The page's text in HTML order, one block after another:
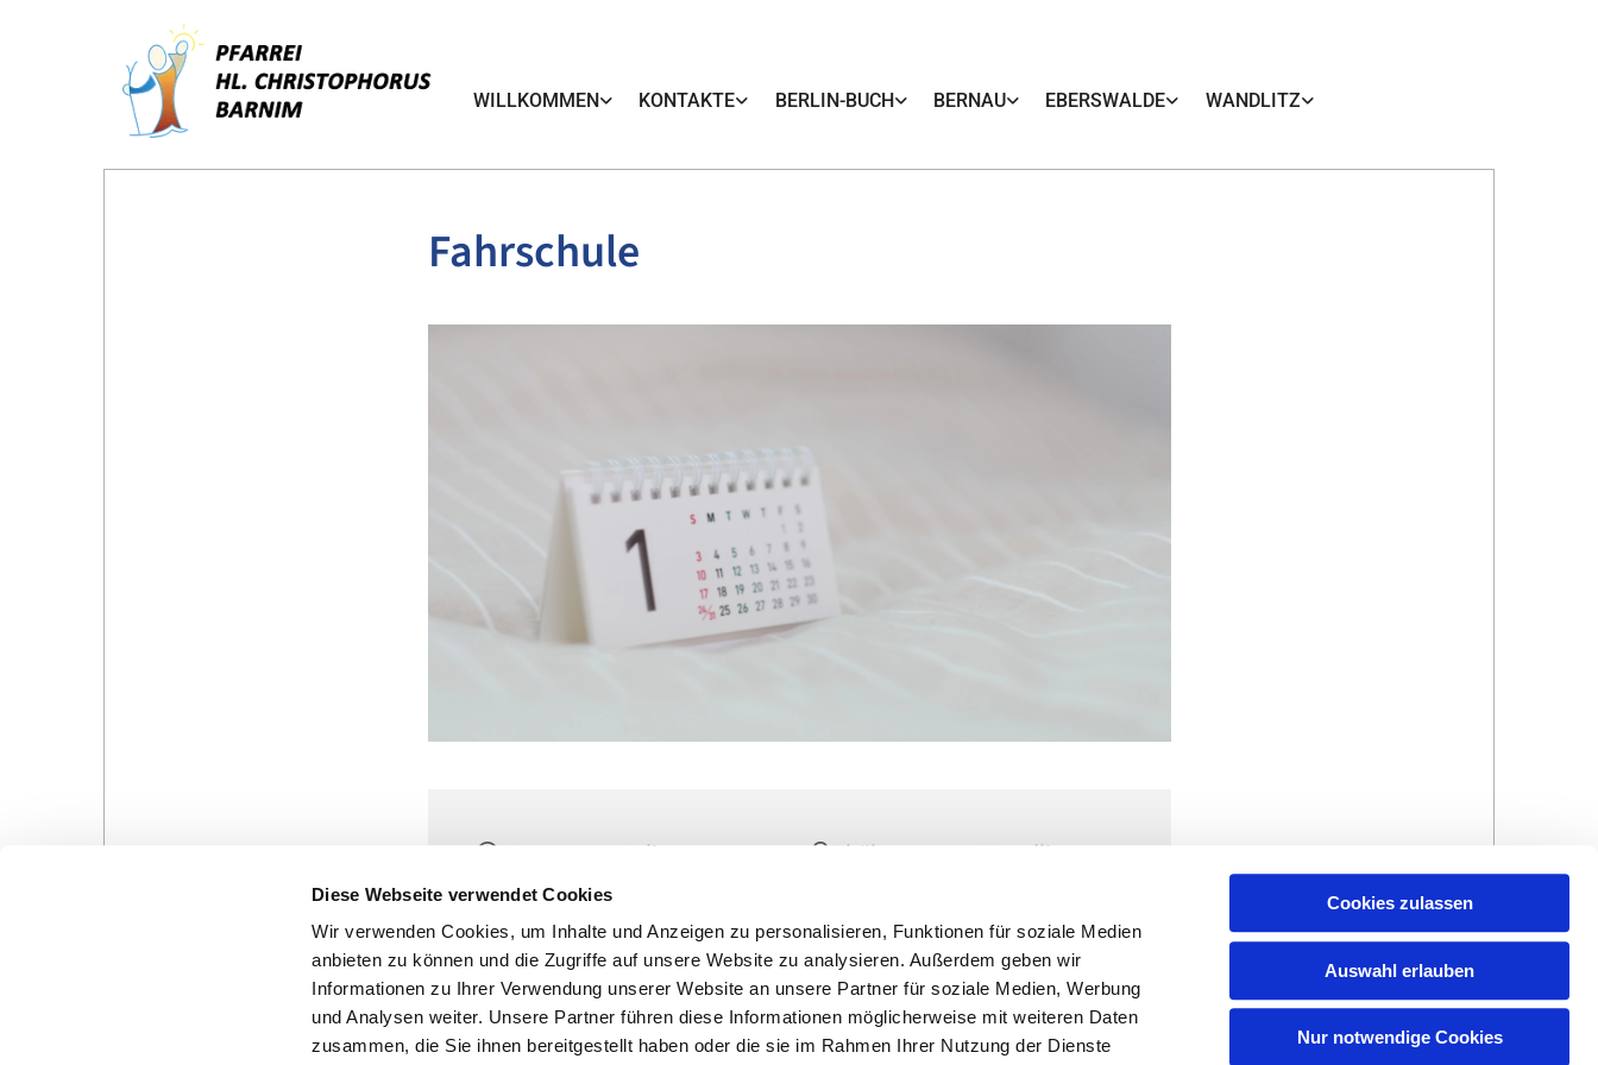
Diese Webseite verwendet Cookies
Wir verwenden Cookies, um Inhalte und Anzeigen zu personalisieren, Funktionen für soziale Medien
anbieten zu können und die Zugriffe auf unsere Website zu analysieren. Außerdem geben wir
Informationen zu Ihrer Verwendung unserer Website an unsere Partner für soziale Medien, Werbung
und Analysen weiter. Unsere Partner führen diese Informationen möglicherweise mit weiteren Daten
zusammen, die Sie ihnen bereitgestellt haben oder die sie im Rahmen Ihrer Nutzung der Dienste
Cookies zulassen
Auswahl erlauben
Nur notwendige Cookies
WILLKOMMEN KONTAKTE BERLIN-BUCH BERNAU EBERSWALDE WANDLITZ
Fahrschule
Montag, 13. Juli 2026, 16:00 -
20:00 Uhr
Thälmannstr.2 Wandlitz
Gottesdienste in der Pfarrei
Veranstaltungen in der
Kontakte
Ansprechpersonen zum Schutz vor
Hinweisgebersystem
Impressum und